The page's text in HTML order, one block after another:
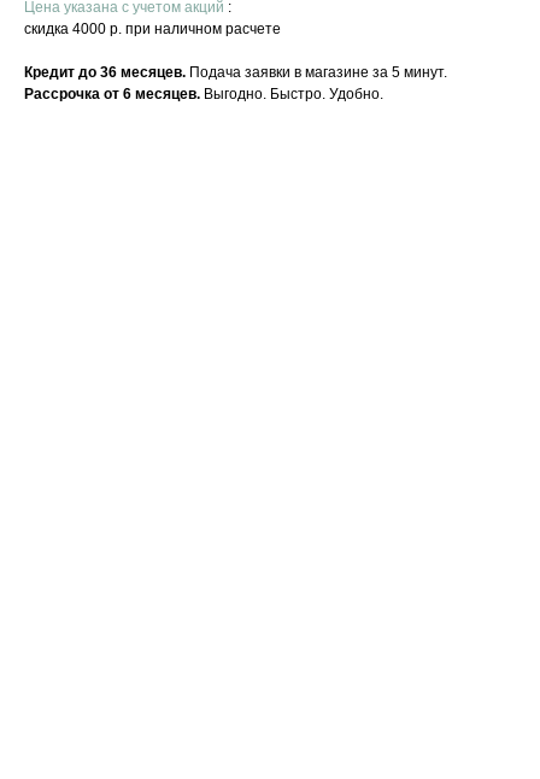
Цена указана с учетом акций :
скидка 4000 р. при наличном расчете
Кредит до 36 месяцев. Подача заявки в магазине за 5 минут.
Рассрочка от 6 месяцев. Выгодно. Быстро. Удобно.